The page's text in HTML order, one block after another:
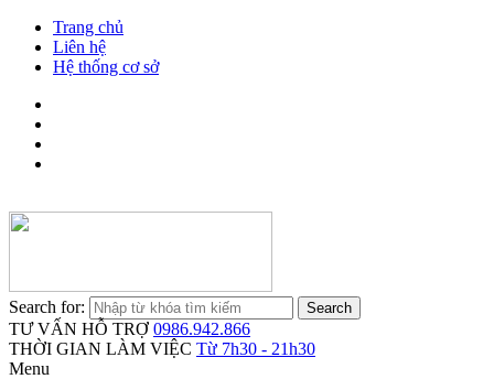
Trang chủ
Liên hệ
Hệ thống cơ sở
Search for:
TƯ VẤN HỖ TRỢ 0986.942.866
THỜI GIAN LÀM VIỆC Từ 7h30 - 21h30
Menu